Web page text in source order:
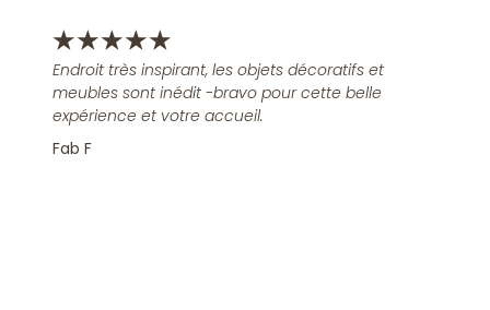
★★★★★
Endroit très inspirant, les objets décoratifs et
meubles sont inédit -bravo pour cette belle
expérience et votre accueil.
Fab F